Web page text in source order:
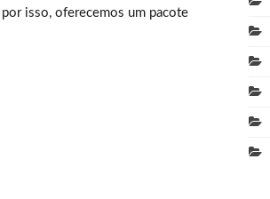
isso, oferecemos um pacote